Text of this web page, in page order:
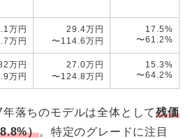
万円
万円
29.4万円
〜114.6万円
17.5%
〜61.2%
万円
万円
27.0万円
〜124.8万円
15.3%
〜64.2%
落ちのモデルは全体として残価
）。特定のグレードに注目